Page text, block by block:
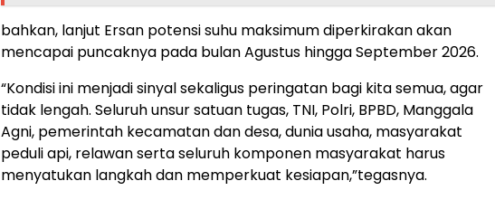
bahkan, lanjut Ersan potensi suhu maksimum diperkirakan akan
mencapai puncaknya pada bulan Agustus hingga September 2026.
“Kondisi ini menjadi sinyal sekaligus peringatan bagi kita semua, agar
tidak lengah. Seluruh unsur satuan tugas, TNI, Polri, BPBD, Manggala
Agni, pemerintah kecamatan dan desa, dunia usaha, masyarakat
peduli api, relawan serta seluruh komponen masyarakat harus
menyatukan langkah dan memperkuat kesiapan,”tegasnya.